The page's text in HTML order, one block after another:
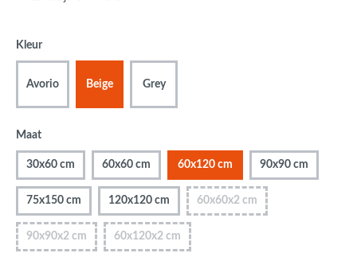
Kleur
Avorio Beige Grey
Maat
30x60 cm 60x60 cm 60x120 cm 90x90 cm
75x150 cm 120x120 cm 60x60x2 cm
90x90x2 cm 60x120x2 cm